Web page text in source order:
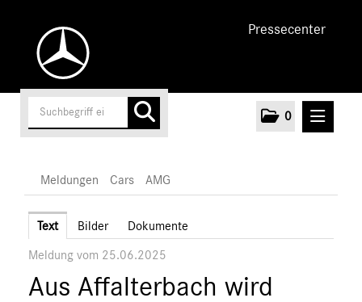
Pressecenter
0
Unternehmen
Cars
AMG
Meldungen Cars AMG
Text Bilder Dokumente
Meldung vom 25.06.2025
Aus Affalterbach wird